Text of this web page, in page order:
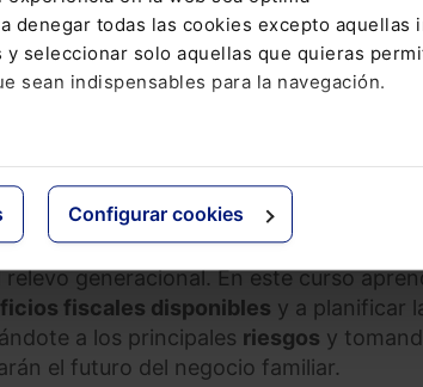
denegar todas las cookies excepto aquellas
y seleccionar solo aquellas que quieras
sean indispensables para la navegación.
Configurar cookies
para la optimización de los
y planificación sucesoria.
es clave para garantizar su
generacional. En este curso
fiscales disponibles y a planificar
a los principales riesgos y
el futuro del negocio familiar.